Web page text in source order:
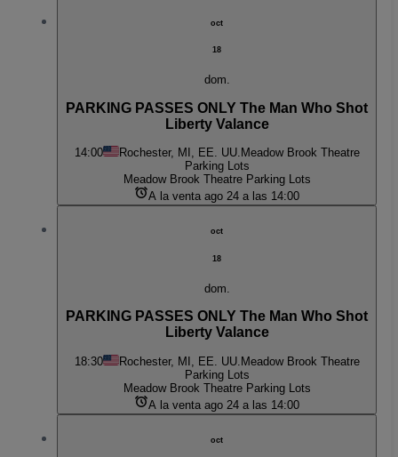
oct
18
dom.
PARKING PASSES ONLY The Man Who Shot
Liberty Valance
14:00 Rochester, MI, EE. UU. Meadow Brook Theatre
Parking Lots
Meadow Brook Theatre Parking Lots
A la venta ago 24 a las 14:00
oct
18
dom.
PARKING PASSES ONLY The Man Who Shot
Liberty Valance
18:30 Rochester, MI, EE. UU. Meadow Brook Theatre
Parking Lots
Meadow Brook Theatre Parking Lots
A la venta ago 24 a las 14:00
oct